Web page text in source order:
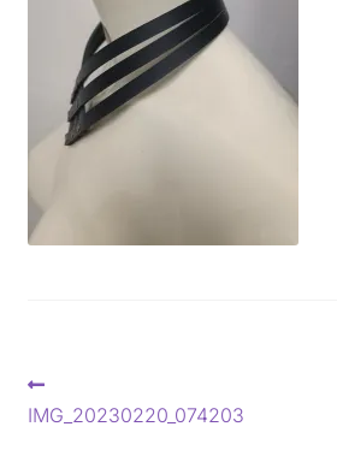
Beitragsnavigation
Beitrag:
IMG_20230220_074203